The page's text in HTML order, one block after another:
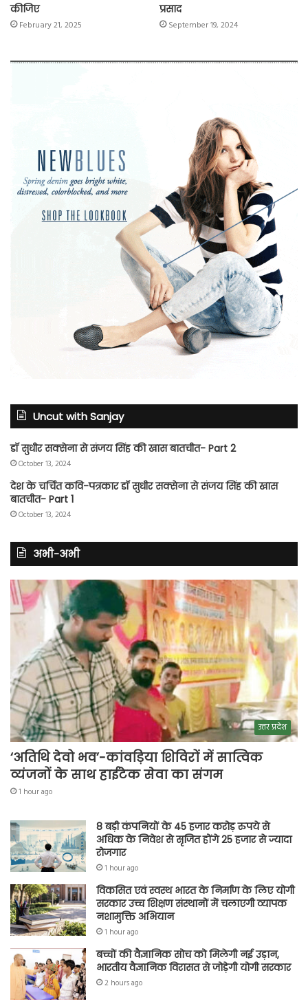
कीजिए
February 21, 2025
प्रसाद
September 19, 2024
Uncut with Sanjay
डॉ सुधीर सक्सेना से संजय सिंह की खास बातचीत- Part 2
October 13, 2024
देश के चर्चित कवि-पत्रकार डॉ सुधीर सक्सेना से संजय सिंह की खास
बातचीत- Part 1
October 13, 2024
अभी-अभी
उत्तर प्रदेश
‘अतिथि देवो भव’-कांवड़िया शिविरों में सात्विक
व्यंजनों के साथ हाईटेक सेवा का संगम
1 hour ago
8 बड़ी कंपनियों के 45 हजार करोड़ रुपये से
अधिक के निवेश से सृजित होंगे 25 हजार से ज्यादा
रोजगार
1 hour ago
विकसित एवं स्वस्थ भारत के निर्माण के लिए योगी
सरकार उच्च शिक्षण संस्थानों में चलाएगी व्यापक
नशामुक्ति अभियान
1 hour ago
बच्चों की वैज्ञानिक सोच को मिलेगी नई उड़ान,
भारतीय वैज्ञानिक विरासत से जोड़ेगी योगी सरकार
2 hours ago